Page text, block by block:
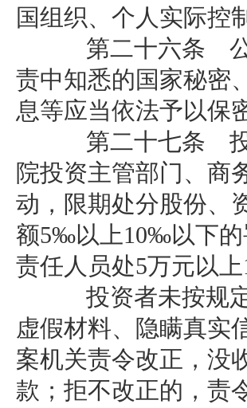
国组织、个人实际控
第二十六条 公
责中知悉的国家秘密
息等应当依法予以保
第二十七条 投
院投资主管部门、商
动，限期处分股份、
额5‰以上10‰以下的
责任人员处5万元以
投资者未按规定
虚假材料、隐瞒真实
案机关责令改正，
款；拒不改正的，责